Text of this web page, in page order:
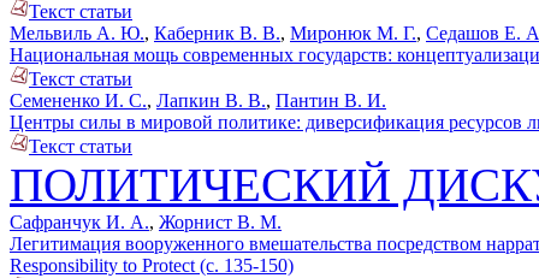
Текст статьи
Мельвиль А. Ю., Каберник В. В., Миронюк М. Г., Седашов Е.
Национальная мощь современных государств:
Текст статьи
Семененко И. С., Лапкин В. В., Пантин В. И.
Центры силы в мировой политике: диверсификация ресурсов
Текст статьи
ПОЛИТИЧЕСКИЙ
Сафранчук И. А., Жорнист В. М.
Легитимация вооруженного вмешательства посредством
Responsibility to Protect (с. 135-150)